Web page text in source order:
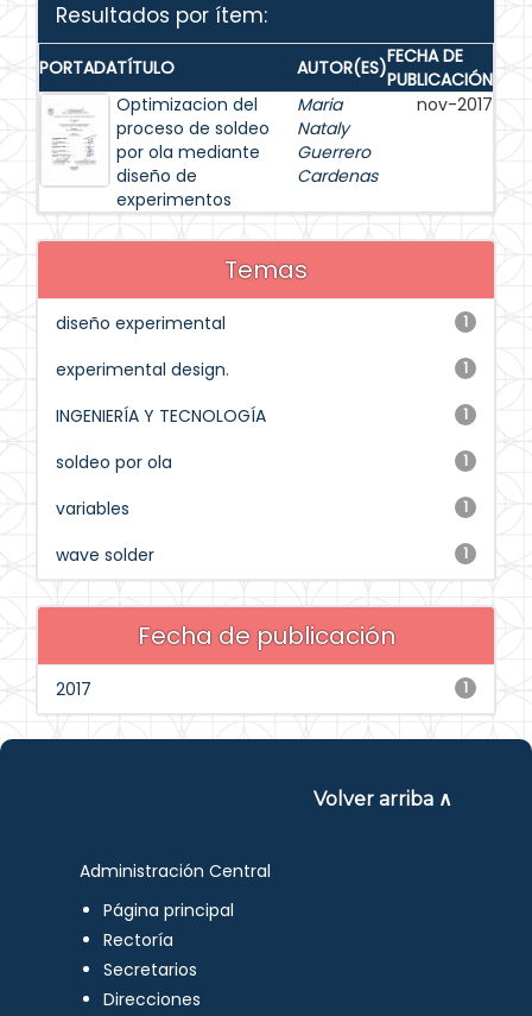
Resultados por ítem:
PORTADATÍTULO AUTOR(ES)FECHA DE
PUBLICACIÓN
Optimizacion del
proceso de soldeo
por ola mediante
diseño de
experimentos
Maria
Nataly
Guerrero
Cardenas
nov-2017
Temas
1
diseño experimental
1
experimental design.
1
INGENIERÍA Y TECNOLOGÍA
1
soldeo por ola
1
variables
1
wave solder
Fecha de publicación
1
2017
Volver arriba ∧
Administración Central
Página principal
Rectoría
Secretarios
Direcciones